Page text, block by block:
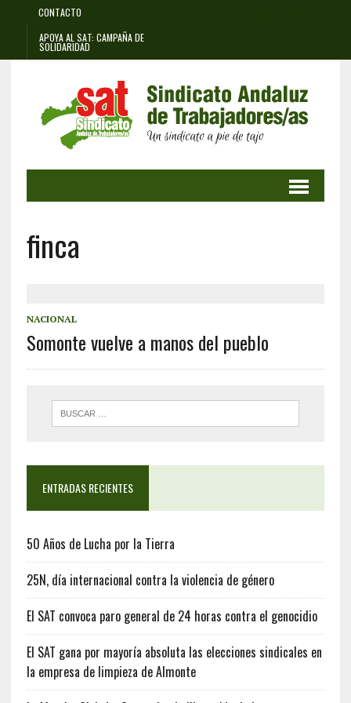
CONTACTO
APOYA AL SAT: CAMPAÑA DE
SOLIDARIDAD
finca
NACIONAL
Somonte vuelve a manos del pueblo
ENTRADAS RECIENTES
50 Años de Lucha por la Tierra
25N, día internacional contra la violencia de género
El SAT convoca paro general de 24 horas contra el genocidio
El SAT gana por mayoría absoluta las elecciones sindicales en
la empresa de limpieza de Almonte